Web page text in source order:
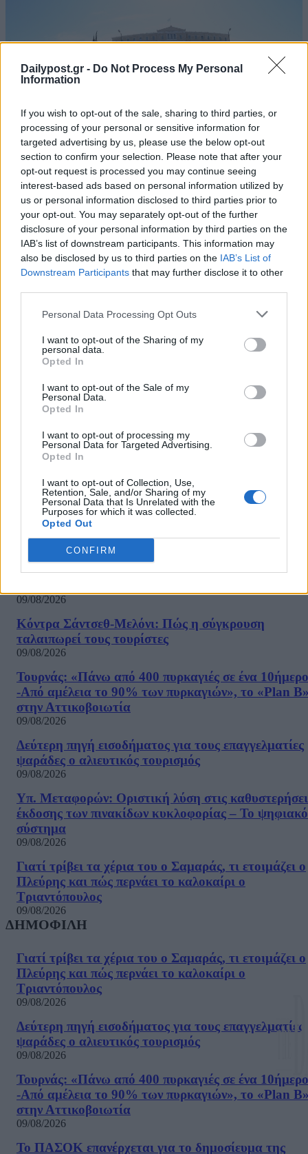
Dailypost.gr - Do Not Process My Personal
Information
If you wish to opt-out of the sale, sharing to third parties, or
processing of your personal or sensitive information for
targeted advertising by us, please use the below opt-out
section to confirm your selection. Please note that after your
opt-out request is processed you may continue seeing
interest-based ads based on personal information utilized by
us or personal information disclosed to third parties prior to
your opt-out. You may separately opt-out of the further
disclosure of your personal information by third parties on the
IAB’s list of downstream participants. This information may
also be disclosed by us to third parties on the IAB’s List of
Downstream Participants that may further disclose it to other
Personal Data Processing Opt Outs
I want to opt-out of the Sharing of my
personal data.
Opted In
I want to opt-out of the Sale of my
Personal Data.
Opted In
I want to opt-out of processing my
Personal Data for Targeted Advertising.
Opted In
I want to opt-out of Collection, Use,
Retention, Sale, and/or Sharing of my
Personal Data that Is Unrelated with the
Purposes for which it was collected.
Opted Out
CONFIRM
Οι Monty Pythons ΔΕΝ πήγαν στην “Εργατική
Πρωτομαγιά”…
05/05/2020
Η εκδήλωση του ΚΚΕ για την "Εργατική Πρωτομαγιά" πριν λίγες
ακόμα κομματικό μνημόσυνο, από ένα μικρό συμπαγές κόμμα,
που έχει παρελθόν (έστω και αμαρτωλό), μικρή
Υπάρχουν όμως τρία στοιχεία που επιβάλλουν σχολιασμό: --
Πρώτον,...
ΡΟΗ ΕΙΔΗΣΕΩΝ
Βρετανία: Σχέδιο για βασιλική κηδεία του Άντριου
παρά το σκάνδαλο – Έντονες αντιδράσεις
09/08/2026
Ιός Δυτικού Νείλου: Η Αττική στο επίκεντρο των
κρουσμάτων – Τι να προσέξετε
Οι όροι που θέτει το Ιράν στις ΗΠΑ για τα Στενά
09/08/2026
Κόντρα Σάντσεθ-Μελόνι: Πώς η σύγκρουση
ταλαιπωρεί τους τουρίστες
09/08/2026
Τουρνάς: «Πάνω από 400 πυρκαγιές σε ένα 10ήμερο
-Από αμέλεια το 90% των πυρκαγιών», το «Plan
στην Αττικοβοιωτία
09/08/2026
Δεύτερη πηγή εισοδήματος για τους επαγγελματίες
ψαράδες ο αλιευτικός τουρισμός
09/08/2026
Υπ. Μεταφορών: Οριστική λύση στις
έκδοσης των πινακίδων κυκλοφορίας – Το ψηφιακό
σύστημα
09/08/2026
Γιατί τρίβει τα χέρια του ο Σαμαράς, τι ετοιμάζει ο
Πλεύρης και πώς περνάει το καλοκαίρι ο
Τριαντόπουλος
09/08/2026
ΔΗΜΟΦΙΛΗ
Γιατί τρίβει τα χέρια του ο Σαμαράς, τι ετοιμάζει ο
Πλεύρης και πώς περνάει το καλοκαίρι ο
Τριαντόπουλος
09/08/2026
Δεύτερη πηγή εισοδήματος για τους επαγγελματίες
ψαράδες ο αλιευτικός τουρισμός
09/08/2026
Τουρνάς: «Πάνω από 400 πυρκαγιές σε ένα 10ήμερο
-Από αμέλεια το 90% των πυρκαγιών», το «Plan
στην Αττικοβοιωτία
09/08/2026
Το ΠΑΣΟΚ επανέρχεται για το δημοσίευμα της